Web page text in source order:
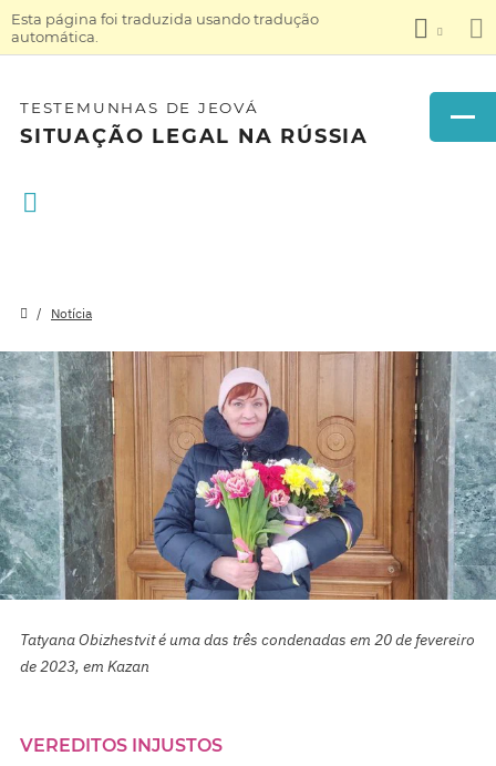
Esta página foi traduzida usando tradução
automática.
TESTEMUNHAS DE JEOVÁ
SITUAÇÃO LEGAL NA RÚSSIA
Notícia
Tatyana Obizhestvit é uma das três condenadas em 20 de fevereiro
de 2023, em Kazan
VEREDITOS INJUSTOS